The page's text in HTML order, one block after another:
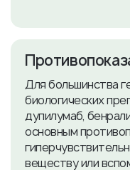
Для большинства
биологических
дупилумаб,
основным
веществу или